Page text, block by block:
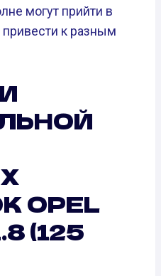
могут прийти в
к разным
OPEL
(125